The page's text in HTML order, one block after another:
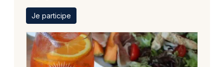
Je participe